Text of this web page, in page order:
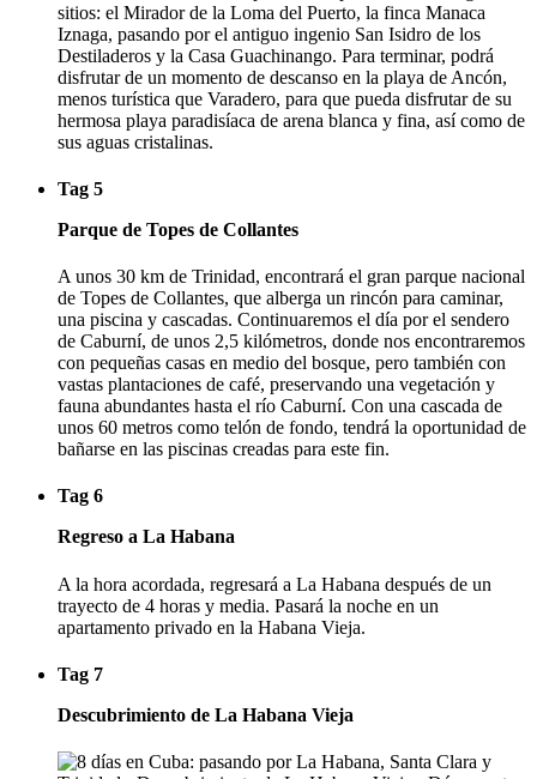
sitios: el Mirador de la Loma del Puerto, la finca Manaca
Iznaga, pasando por el antiguo ingenio San Isidro de los
Destiladeros y la Casa Guachinango. Para terminar, podrá
disfrutar de un momento de descanso en la playa de Ancón,
menos turística que Varadero, para que pueda disfrutar de su
hermosa playa paradisíaca de arena blanca y fina, así como de
sus aguas cristalinas.
Tag 5
Parque de Topes de Collantes
A unos 30 km de Trinidad, encontrará el gran parque nacional
de Topes de Collantes, que alberga un rincón para caminar,
una piscina y cascadas. Continuaremos el día por el sendero
de Caburní, de unos 2,5 kilómetros, donde nos encontraremos
con pequeñas casas en medio del bosque, pero también con
vastas plantaciones de café, preservando una vegetación y
fauna abundantes hasta el río Caburní. Con una cascada de
unos 60 metros como telón de fondo, tendrá la oportunidad de
bañarse en las piscinas creadas para este fin.
Tag 6
Regreso a La Habana
A la hora acordada, regresará a La Habana después de un
trayecto de 4 horas y media. Pasará la noche en un
apartamento privado en la Habana Vieja.
Tag 7
Descubrimiento de La Habana Vieja